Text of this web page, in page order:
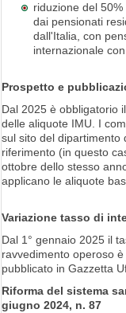
riduzione del
dai pensionati
dall'Italia, con
internazionale con
Prospetto e
Dal 2025 è obbligatorio
delle aliquote IMU. I
sul sito del dipartimento
riferimento (in questo
ottobre dello stesso
applicano le aliquote
Variazione tasso di
Dal 1° gennaio 2025 il
ravvedimento operoso
pubblicato in Gazzetta
Riforma del sistema
giugno 2024, n. 87